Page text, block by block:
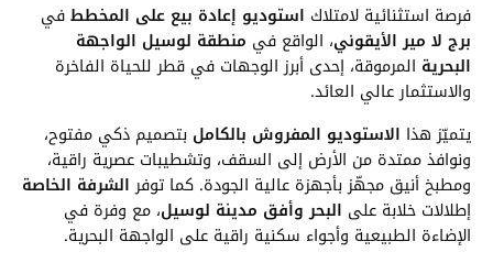
فرصة استثنائية لامتلاك استوديو إعادة بيع على المخططفي
برج لا مير الأيقوني، الواقع في منطقة لوسيل الواجهة
البحرية المرموقة، إحدى أبرز الوجهات في قطر للحياة الفاخرة
والاستثمار عالي العائد.
يتميّز هذا الاستوديو المفروش بالكامل بتصميم ذكي مفتوح،
ونوافذ ممتدة من الأرض إلى السقف، وتشطيبات عصرية راقية،
ومطبخ أنيق مجهّز بأجهزة عالية الجودة. كما توفرالشرفة الخاصة
إطلالات خلابة على البحر وأفق مدينة لوسيل، مع وفرة في
الإضاءة الطبيعية وأجواء سكنية راقية على الواجهة البحرية.